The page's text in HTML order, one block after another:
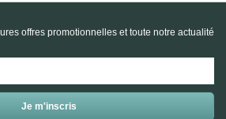
offres promotionnelles et toute notre actualité